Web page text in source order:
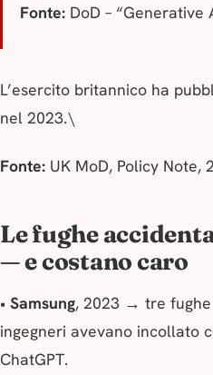
Fonte: DoD – “Generative
L’esercito britannico ha
nel 2023.\
Fonte: UK MoD, Policy Note,
Le fughe
— e costano caro
• Samsung, 2023 → tre
ingegneri avevano incollato
ChatGPT.